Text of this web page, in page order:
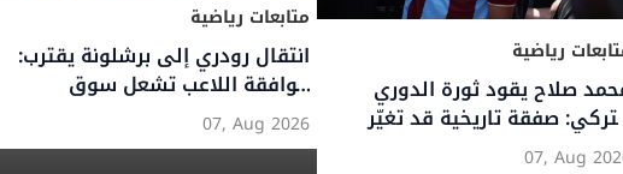
متابعات رياضية
تفاصيل تعديلات اليويفا الجديدة
في دوري أبطال أوروبا
والمسابقات الأوروبية لموسم 2026
05, Aug 2026
متابعات رياضية
تفاصيل إعارة تير شتيغن إلى
أياكس الهولندي: نهاية حقبة مع
برشلونة
05, Aug 2026